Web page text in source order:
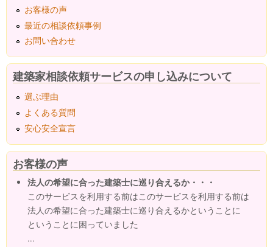
お客様の声
最近の相談依頼事例
お問い合わせ
建築家相談依頼サービスの申し込みについて
選ぶ理由
よくある質問
安心安全宣言
お客様の声
法人の希望に合った建築士に巡り合えるか・・・
このサービスを利用する前はこのサービスを利用する前は
法人の希望に合った建築士に巡り合えるかということに
ということに困っていました
...